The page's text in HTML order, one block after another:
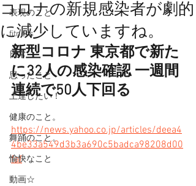
表現のこと
fitness
日常
思ったこと
上達したい！
健康のこと。
舞踊のこと。
愉快なこと
動画☆
コロナの新規感染者が劇的
に減少していますね。
新型コロナ 東京都で新た
に32人の感染確認 一週間
連続で50人下回る
https://news.yahoo.co.jp/articles/deea4
4be33a549d3b3a690c5badca98208d00
faf